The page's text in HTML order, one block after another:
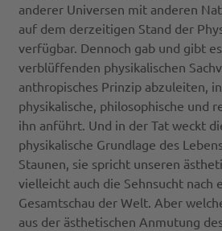
anderer Universen mit anderen
auf dem derzeitigen Stand der
verfügbar. Dennoch gab und gibt
verblüffenden physikalischen
anthropisches Prinzip abzuleiten,
physikalische, philosophische und
ihn anführt. Und in der Tat weckt
physikalische Grundlage des
Staunen, sie spricht unseren
vielleicht auch die Sehnsucht nach
Gesamtschau der Welt. Aber
aus der ästhetischen Anmutung